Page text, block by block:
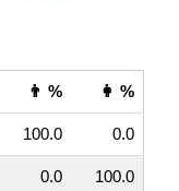
👨 % 👩 %
100.0 0.0
0.0 100.0